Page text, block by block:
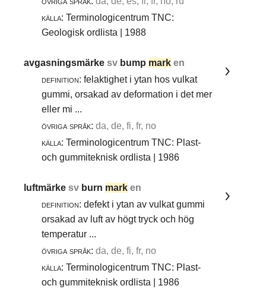
källa: Terminologicentrum TNC:
Geologisk ordlista | 1988
avgasningsmärkesv bump mark en
definition: felaktighet i ytan hos vulkat
gummi, orsakad av deformation i det mer
eller mi ...
övriga språk: da, de, fi, fr, no
källa: Terminologicentrum TNC: Plast-
och gummiteknisk ordlista | 1986
luftmärkesv burn mark en
definition: defekt i ytan av vulkat gummi
orsakad av luft av högt tryck och hög
temperatur ...
övriga språk: da, de, fi, fr, no
källa: Terminologicentrum TNC: Plast-
och gummiteknisk ordlista | 1986